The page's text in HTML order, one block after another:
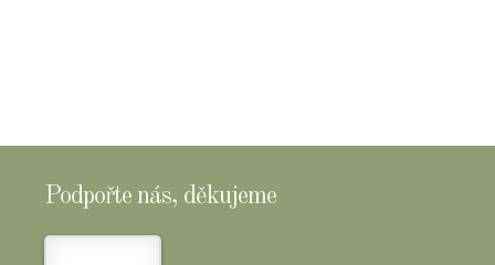
Podpořte nás, děkujeme